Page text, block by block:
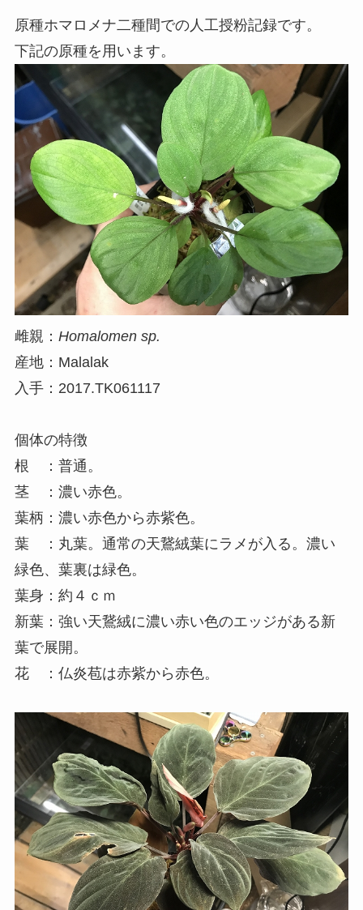
原種ホマロメナ二種間での人工授粉記録です。
下記の原種を用います。
雌親： Homalomen sp.
産地：Malalak
入手：2017.TK061117
個体の特徴
根 ：普通。
茎 ：濃い赤色。
葉柄：濃い赤色から赤紫色。
葉 ：丸葉。通常の天鵞絨葉にラメが入る。濃い
緑色、葉裏は緑色。
葉身：約４ｃｍ
新葉：強い天鵞絨に濃い赤い色のエッジがある新
葉で展開。
花 ：仏炎苞は赤紫から赤色。